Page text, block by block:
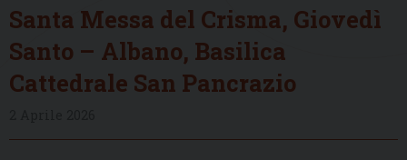
Santa Messa del Crisma, Giovedì
Santo – Albano, Basilica
Cattedrale San Pancrazio